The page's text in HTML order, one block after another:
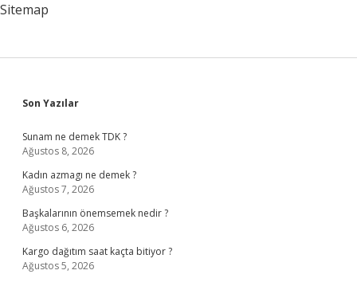
Sitemap
Sidebar
Son Yazılar
Sunam ne demek TDK ?
Ağustos 8, 2026
Kadın azmagı ne demek ?
Ağustos 7, 2026
Başkalarının önemsemek nedir ?
Ağustos 6, 2026
Kargo dağıtım saat kaçta bitiyor ?
Ağustos 5, 2026